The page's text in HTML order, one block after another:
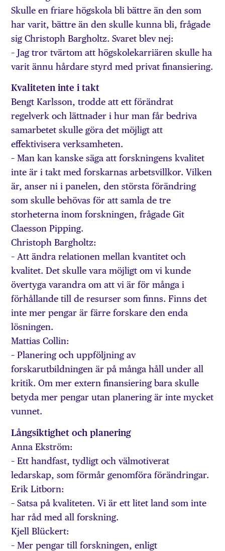
Skulle en friare högskola bli bättre än den som
har varit, bättre än den skulle kunna bli, frågade
sig Christoph Bargholtz. Svaret blev nej:
– Jag tror tvärtom att högskolekarriären skulle ha
varit ännu hårdare styrd med privat finansiering.
Kvaliteten inte i takt
Bengt Karlsson, trodde att ett förändrat
regelverk och lättnader i hur man får bedriva
samarbetet skulle göra det möjligt att
effektivisera verksamheten.
– Man kan kanske säga att forskningens kvalitet
inte är i takt med forskarnas arbetsvillkor. Vilken
är, anser ni i panelen, den största förändring
som skulle behövas för att samla de tre
storheterna inom forskningen, frågade Git
Claesson Pipping.
Christoph Bargholtz:
– Att ändra relationen mellan kvantitet och
kvalitet. Det skulle vara möjligt om vi kunde
övertyga varandra om att vi är för många i
förhållande till de resurser som finns. Finns det
inte mer pengar är färre forskare den enda
lösningen.
Mattias Collin:
– Planering och uppföljning av
forskarutbildningen är på många håll under all
kritik. Om mer extern finansiering bara skulle
betyda mer pengar utan planering är inte mycket
vunnet.
Långsiktighet och planering
Anna Ekström:
– Ett handfast, tydligt och välmotiverat
ledarskap, som förmår genomföra förändringar.
Erik Litborn:
– Satsa på kvaliteten. Vi är ett litet land som inte
har råd med all forskning.
Kjell Blückert:
– Mer pengar till forskningen, enligt